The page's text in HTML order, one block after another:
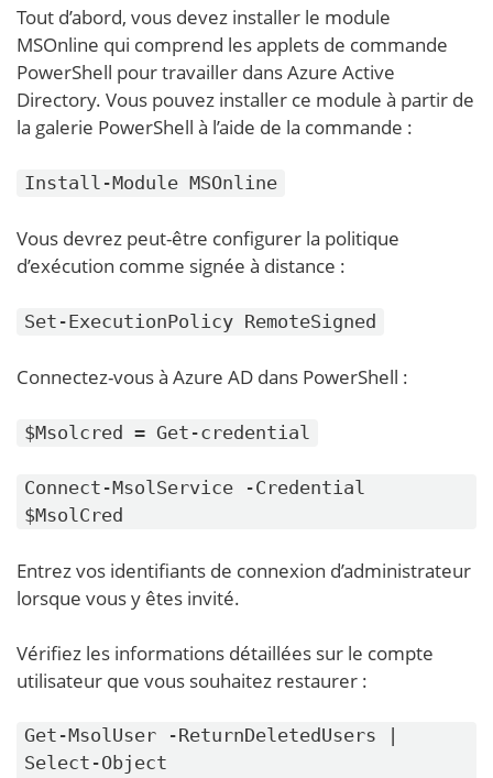
Tout d’abord, vous devez installer le module
MSOnline qui comprend les applets de commande
PowerShell pour travailler dans Azure Active
Directory. Vous pouvez installer ce module à partir de
la galerie PowerShell à l’aide de la commande :
Install-Module MSOnline
Vous devrez peut-être configurer la politique
d’exécution comme signée à distance :
Set-ExecutionPolicy RemoteSigned
Connectez-vous à Azure AD dans PowerShell :
$Msolcred = Get-credential
Connect-MsolService -Credential
$MsolCred
Entrez vos identifiants de connexion d’administrateur
lorsque vous y êtes invité.
Vérifiez les informations détaillées sur le compte
utilisateur que vous souhaitez restaurer :
Get-MsolUser -ReturnDeletedUsers |
Select-Object